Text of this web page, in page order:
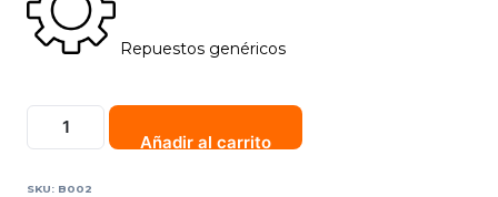
Repuestos genéricos
Añadir al carrito
SKU: B002